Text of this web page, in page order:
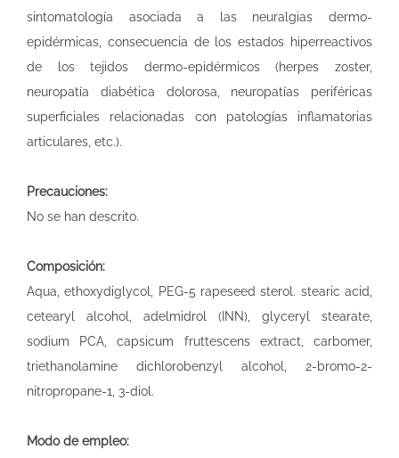
sintomatología asociada a las neuralgias dermo-
epidérmicas, consecuencia de los estados hiperreactivos
de los tejidos dermo-epidérmicos (herpes zoster,
neuropatía diabética dolorosa, neuropatías periféricas
superficiales relacionadas con patologías inflamatorias
articulares, etc.).
Precauciones:
No se han descrito.
Composición:
Aqua, ethoxydiglycol, PEG-5 rapeseed sterol. stearic acid,
cetearyl alcohol, adelmidrol (INN), glyceryl stearate,
sodium PCA, capsicum fruttescens extract, carbomer,
triethanolamine dichlorobenzyl alcohol, 2-bromo-2-
nitropropane-1, 3-diol.
Modo de empleo: